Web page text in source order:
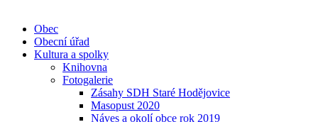
Obec
Obecní úřad
Kultura a spolky
Knihovna
Fotogalerie
Zásahy SDH Staré Hodějovice
Masopust 2020
Náves a okolí obce rok 2019